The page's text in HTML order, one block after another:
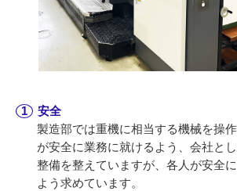
安全
製造部では重機に相当する機械を操
が安全に業務に就けるよう、会社と
整備を整えていますが、各人が安全
よう求めています。